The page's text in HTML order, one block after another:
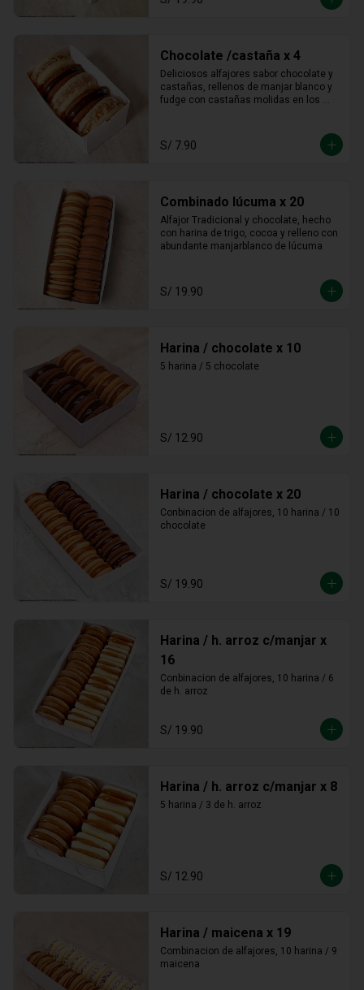
Chocolate /castaña x 4
Deliciosos alfajores sabor chocolate y
castañas, rellenos de manjar blanco y
fudge con castañas molidas en los
S/ 7.90
Combinado lúcuma x 20
Alfajor Tradicional y chocolate, hecho
con harina de trigo, cocoa y relleno con
abundante manjarblanco de lúcuma
S/ 19.90
Harina / chocolate x 10
5 harina / 5 chocolate
S/ 12.90
Harina / chocolate x 20
Conbinacion de alfajores, 10 harina / 10
chocolate
S/ 19.90
Harina / h. arroz c/manjar x
16
Conbinacion de alfajores, 10 harina / 6
de h. arroz
S/ 19.90
Harina / h. arroz c/manjar x 8
5 harina / 3 de h. arroz
S/ 12.90
Harina / maicena x 19
Combinacion de alfajores, 10 harina / 9
maicena